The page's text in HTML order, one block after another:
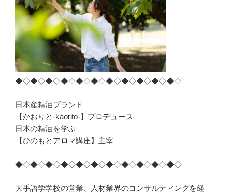
◆◇◆◇◆◇◆◇◆◇◆◇◆◇◆◇◆◇◆◇◆◇
日本産精油ブランド
【かおりと-kaorito-】プロデュース
日本の精油を学ぶ
【ひのもとアロマ講座】主宰
◆◇◆◇◆◇◆◇◆◇◆◇◆◇◆◇◆◇◆◇◆◇
大手語学学校の営業、人材業界のコンサルティングを経